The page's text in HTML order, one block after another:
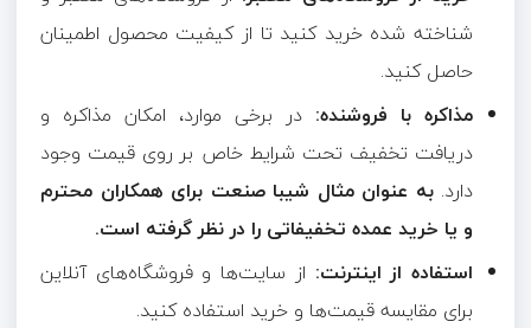
شناخته شده خرید کنید تا از کیفیت محصول اطمینان
حاصل کنید.
مذاکره با فروشنده: در برخی موارد، امکان مذاکره و
دریافت تخفیف تحت شرایط خاص بر روی قیمت وجود
دارد.به عنوان مثال شیبا صنعت برای همکاران محترم
و یا خرید عمده تخفیفاتی را در نظر گرفته است.
استفاده از اینترنت: از سایت‌ها و فروشگاه‌های آنلاین
برای مقایسه قیمت‌ها و خرید استفاده کنید.